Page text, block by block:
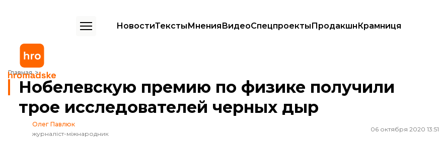
НовостиТекстыМненияВидеоСпецпроектыПродакшнКрамниця
Главная
Нобелевскую премию по физике получили трое исследователей черных дыр
Нобелевскую премию по физике получили
трое исследователей черных дыр
Олег Павлюк
журналіст-міжнародник
06 октября 2020 13:51